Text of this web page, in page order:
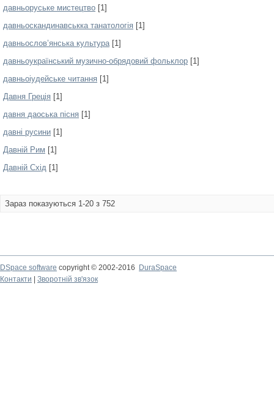
давньоруське мистецтво [1]
давньоскандинавськка танатологія [1]
давньослов’янська культура[1]
давньоукраїнський музично-обрядовий фольклор [1]
давньоіудейське читання [1]
Давня Греція [1]
давня даоська пісня [1]
давні русини [1]
Давній Рим [1]
Давній Схід [1]
Зараз показуються 1-20 з 752
DSpace software copyright © 2002-2016
DuraSpace
Контакти
Зворотній зв'язок